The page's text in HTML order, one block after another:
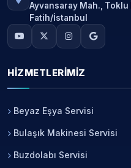
Ayvansaray Mah., Toklu
Fatih/İstanbul
HIZMETLERIMIZ
Beyaz Eşya Servisi
Bulaşık Makinesi Servisi
Buzdolabı Servisi